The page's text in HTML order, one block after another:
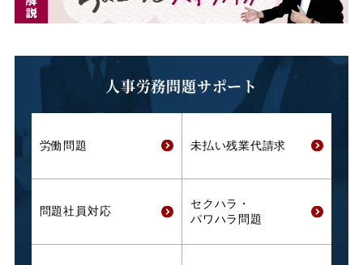
人事労務問題サポート
労働問題 未払い残業代請求
問題社員対応
セクハラ・
パワハラ問題